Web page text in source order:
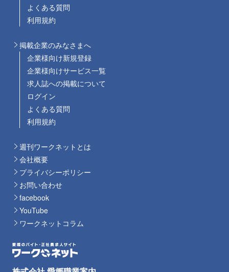
よくある質問
利用規約
掲載企業のみなさまへ
企業様向け新規登録
企業様向けサービス一覧
求人誌への掲載について
ログイン
よくある質問
利用規約
週刊ワークネットとは
会社概要
プライバシーポリシー
お問い合わせ
facebook
YouTube
ワークネットコラム